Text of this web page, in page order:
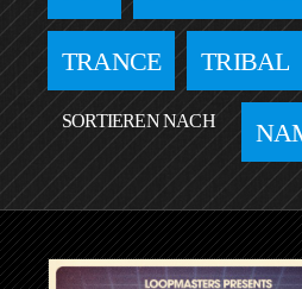
TRANCE TRIBAL
SORTIEREN NACH